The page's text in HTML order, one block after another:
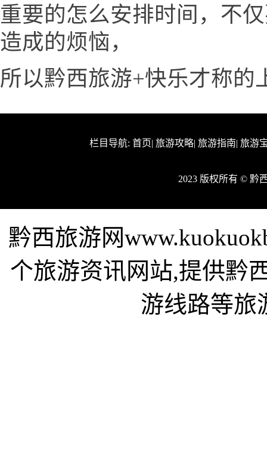
重要的怎么安排时间，不
造成的烦恼，
所以黔西旅游+快乐才称的
栏目导航: 首页| 旅游攻略| 旅游指南| 旅游
2023 版权所有 © 黔
黔西旅游网
个旅游资讯网站,提供黔
游线路等旅